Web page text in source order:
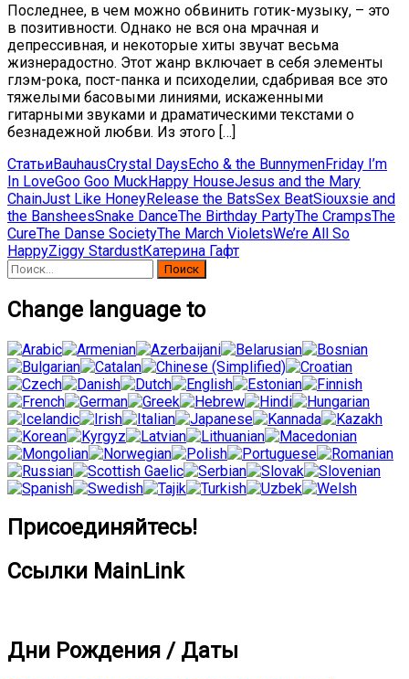
Последнее, в чем можно обвинить готик-музыку, – это
в позитивности. Однако не вся она мрачная и
депрессивная, и некоторые хиты звучат весьма
жизнерадостно. Этот жанр включает в себя элементы
глэм-рока, пост-панка и психоделии, сдабривая все это
тяжелыми басовыми линиями, искаженными
гитарными звуками и драматическими текстами о
безнадежной любви. Из этого […]
СтатьиBauhausCrystal DaysEcho & the BunnymenFriday I’m
In LoveGoo Goo MuckHappy HouseJesus and the Mary
ChainJust Like HoneyRelease the BatsSex BeatSiouxsie and
the BansheesSnake DanceThe Birthday PartyThe CrampsThe
CureThe Danse SocietyThe March VioletsWe’re All So
HappyZiggy StardustКатерина Гафт
Найти:
Change language to
Присоединяйтесь!
Ссылки MainLink
Дни Рождения / Даты